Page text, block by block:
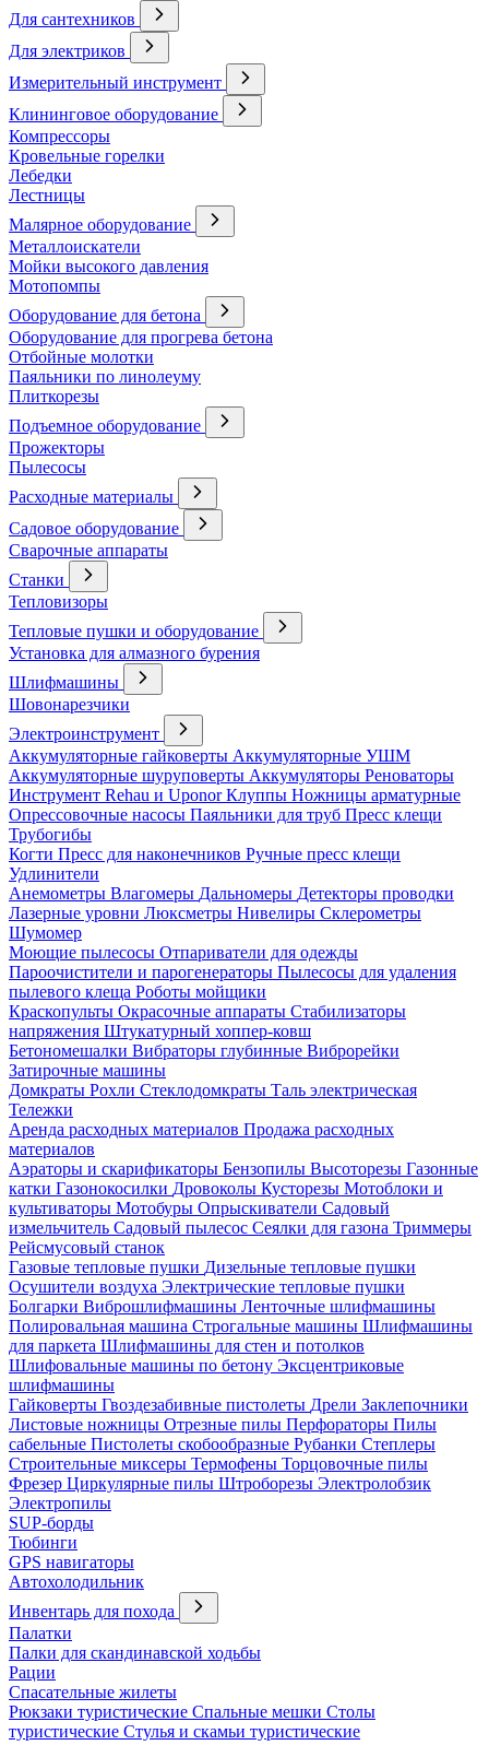
Для сантехников
Для электриков
Измерительный инструмент
Клининговое оборудование
Компрессоры
Кровельные горелки
Лебедки
Лестницы
Малярное оборудование
Металлоискатели
Мойки высокого давления
Мотопомпы
Оборудование для бетона
Оборудование для прогрева бетона
Отбойные молотки
Паяльники по линолеуму
Плиткорезы
Подъемное оборудование
Прожекторы
Пылесосы
Расходные материалы
Садовое оборудование
Сварочные аппараты
Станки
Тепловизоры
Тепловые пушки и оборудование
Установка для алмазного бурения
Шлифмашины
Шовонарезчики
Электроинструмент
Аккумуляторные гайковерты Аккумуляторные УШМ
Аккумуляторные шуруповерты Аккумуляторы Реноваторы
Инструмент Rehau и UponorКлуппы Ножницы арматурные
Опрессовочные насосы Паяльники для труб Пресс клещи
Трубогибы
Когти Пресс для наконечников Ручные пресс клещи
Удлинители
Анемометры Влагомеры Дальномеры Детекторы проводки
Лазерные уровни Люксметры Нивелиры Склерометры
Шумомер
Моющие пылесосы Отпариватели для одежды
Пароочистители и парогенераторы Пылесосы для удаления
пылевого клеща Роботы мойщики
Краскопульты Окрасочные аппараты Стабилизаторы
напряжения Штукатурный хоппер-ковш
Бетономешалки Вибраторы глубинные Виброрейки
Затирочные машины
Домкраты Рохли Стеклодомкраты Таль электрическая
Тележки
Аренда расходных материалов Продажа расходных
материалов
Аэраторы и скарификаторы Бензопилы Высоторезы Газонные
катки Газонокосилки Дровоколы Кусторезы Мотоблоки и
культиваторы Мотобуры Опрыскиватели Садовый
измельчитель Садовый пылесос Сеялки для газона Триммеры
Рейсмусовый станок
Газовые тепловые пушки Дизельные тепловые пушки
Осушители воздуха Электрические тепловые пушки
Болгарки Виброшлифмашины Ленточные шлифмашины
Полировальная машина Строгальные машины Шлифмашины
для паркета Шлифмашины для стен и потолков
Шлифовальные машины по бетону Эксцентриковые
шлифмашины
Гайковерты Гвоздезабивные пистолеты Дрели Заклепочники
Листовые ножницы Отрезные пилы Перфораторы Пилы
сабельные Пистолеты скобообразные Рубанки Степлеры
Строительные миксеры Термофены Торцовочные пилы
Фрезер Циркулярные пилы Штроборезы Электролобзик
Электропилы
SUP-борды
Тюбинги
GPS навигаторы
Автохолодильник
Инвентарь для похода
Палатки
Палки для скандинавской ходьбы
Рации
Спасательные жилеты
Рюкзаки туристические Спальные мешки Столы
туристические Стулья и скамьи туристические